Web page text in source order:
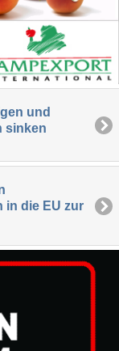
und
sinken
in die EU zur